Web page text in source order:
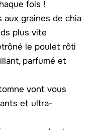
fois !
graines de chia
plus vite
le poulet rôti
parfumé et
vont vous
et ultra-